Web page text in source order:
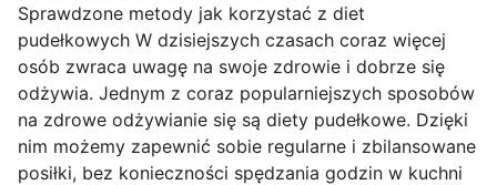
Sprawdzone metody jak korzystać z diet
pudełkowych W dzisiejszych czasach coraz więcej
osób zwraca uwagę na swoje zdrowie i dobrze się
odżywia. Jednym z coraz popularniejszych sposobów
na zdrowe odżywianie się są diety pudełkowe. Dzięki
nim możemy zapewnić sobie regularne i zbilansowane
posiłki, bez konieczności spędzania godzin w kuchni